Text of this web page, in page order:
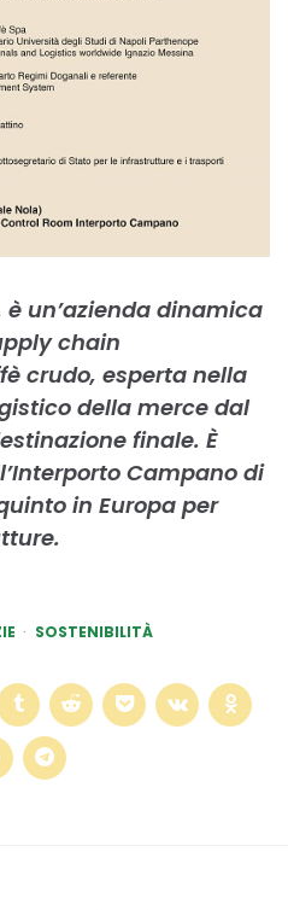
è un’azienda dinamica
chain
crudo, esperta nella
della merce dal
finale. È
Campano di
in Europa per
SOSTENIBILITÀ